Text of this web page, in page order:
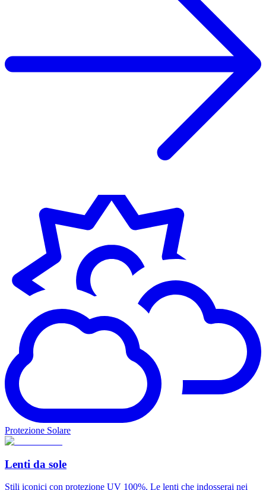
Protezione Solare
Lenti da sole
Stili iconici con protezione UV 100%. Le lenti che indosserai nei